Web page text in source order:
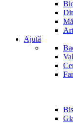
Ajută